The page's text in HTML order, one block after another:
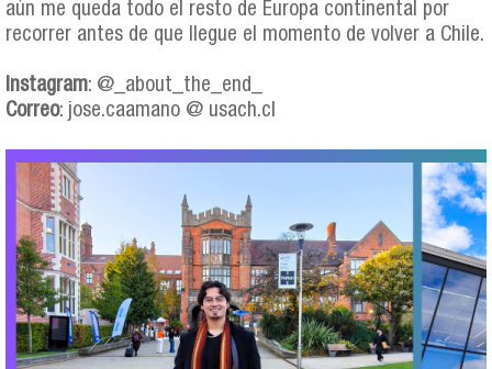
aún me queda todo el resto de Europa continental por
recorrer antes de que llegue el momento de volver a Chile.
Instagram: @_about_the_end_
Correo: jose.caamano @ usach.cl
jose_caamano_collage.png